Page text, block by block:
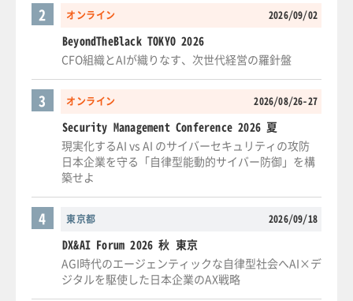
オンライン 2026/09/02
2
BeyondTheBlack TOKYO 2026
CFO組織とAIが織りなす、次世代経営の羅針盤
オンライン 2026/08/26-27
3
Security Management Conference 2026 夏
現実化するAI vs AI のサイバーセキュリティの攻防
日本企業を守る「自律型能動的サイバー防御」を構
築せよ
東京都 2026/09/18
4
DX&AI Forum 2026 秋 東京
AGI時代のエージェンティックな自律型社会へAI×デ
ジタルを駆使した日本企業のAX戦略